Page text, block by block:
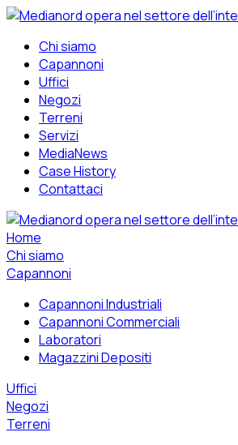
Chi siamo
Capannoni
Uffici
Negozi
Terreni
Servizi
MediaNews
Case History
Contattaci
Home
Chi siamo
Capannoni
Capannoni Industriali
Capannoni Commerciali
Laboratori
Magazzini Depositi
Uffici
Negozi
Terreni